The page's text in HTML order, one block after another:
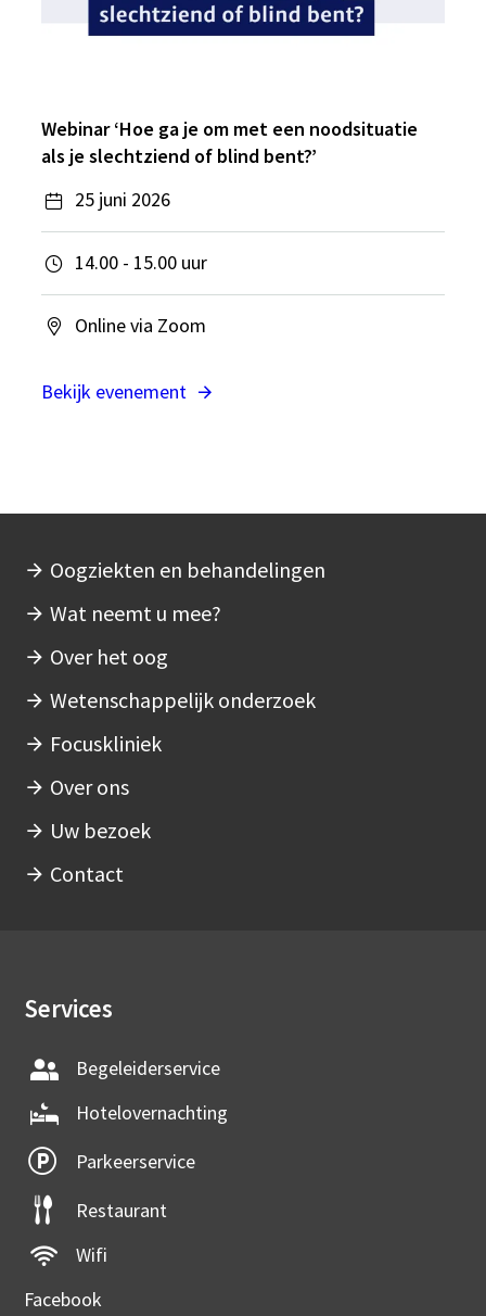
Webinar ‘Hoe ga je om met een noodsituatie
als je slechtziend of blind bent?’
25 juni 2026
14.00 - 15.00 uur
Online via Zoom
Bekijk evenement
Hoofdnavigatie
Oogziekten en behandelingen
Wat neemt u mee?
Over het oog
Wetenschappelijk onderzoek
Focuskliniek
Over ons
Uw bezoek
Contact
Services
Begeleiderservice
Hotelovernachting
Parkeerservice
Restaurant
Wifi
Facebook